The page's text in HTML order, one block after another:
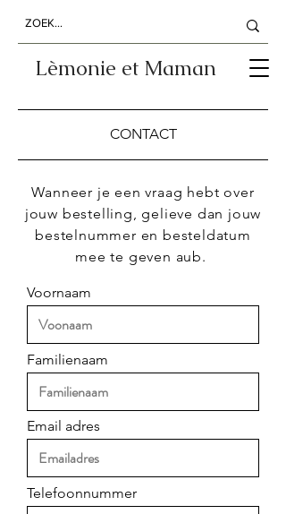
Lèmonie et Maman
CONTACT
Wanneer je een vraag hebt over
jouw bestelling, gelieve dan jouw
bestelnummer en besteldatum
mee te geven aub.
Voornaam
Familienaam
Email adres
Telefoonnummer